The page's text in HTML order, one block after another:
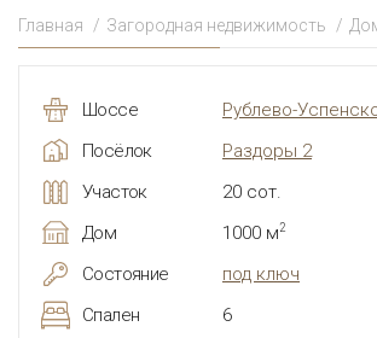
Главная Загородная недвижимость
Шоссе
Рублево-
Посёлок
Раздоры 2
Участок
20 сот.
Дом
1000 м2
Состояние
под ключ
Спален
6